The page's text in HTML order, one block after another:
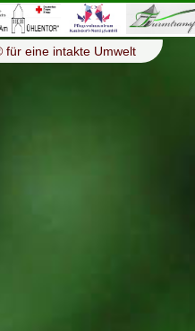
für eine intakte Umwelt